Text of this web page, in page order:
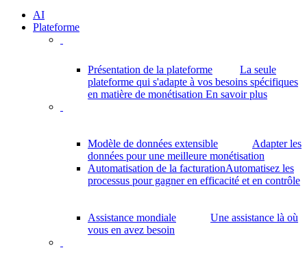
AI
Plateforme
Présentation de la plateforme
La seule
plateforme qui s'adapte à vos besoins spécifiques
en matière de monétisation En savoir plus
Modèle de données extensible
Adapter les
données pour une meilleure monétisation
Automatisation de la facturationAutomatisez les
processus pour gagner en efficacité et en contrôle
Assistance mondiale
Une assistance là où
vous en avez besoin